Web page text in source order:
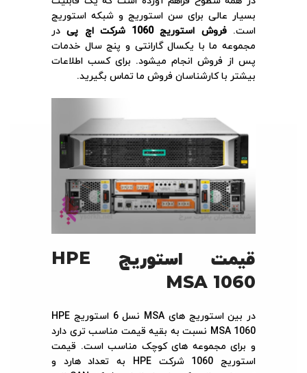
بسیار عالی برای سن استوریج و شبکه استوریج
است. فروش استوریج 1060 شرکت اچ پی
در
مجموعه ما با یکسال گارانتی و پنج سال خدمات
پس از فروش انجام میشود. برای کسب اطلاعات
بیشتر با کارشناسان فروش ما تماس بگیرید.
قیمت استوریج
HPE
MSA 1060
در بین استوریج های MSA نسل 6 استوریج HPE
MSA 1060 نسبت به بقیه قیمت مناسب تری دارد
و برای مجموعه های کوچک مناسب است. قیمت
استوریج 1060 شرکت HPE به تعداد هارد و